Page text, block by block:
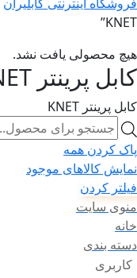
KNET”
هیچ محصولی یافت نشد.
کابل پرینتر KNET
کابل پرینتر KNET
Products
search
پاک کردن همه
نمایش کالاهای موجود
فیلتر کردن
منوی سایت
خانه
دسته بندی
کاربری